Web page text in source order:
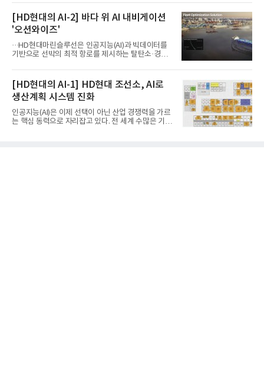
율운항 시스템 ‘하이나스 컨트롤(HINAS Control)’에
대한 형식승인(Type Approval, TA)을 획득했다.이
번에 형식승인을 받은 ‘하이나스 컨트롤’은 인지-판
단-제어 기능을 통합한 자율운항 시스템으로, 주변 선
박과 장애물을 스스로 인식하고 운항 상황을 판단, 충
돌을 회피할 수 있도록 제어하는 솔루션이다. 특정 선
박이나 프로젝트에 한정되지 않고 다양한 선박에 범
따라 하이나스 컨
[HD현대의 AI-2] 바다 위 AI 내비게이션
'오션와이즈'
···HD현대마린슬루선은 인공지능(AI)과 빅데이터를
기반으로 선박의 최적 항로를 제시하는 탈탄소·경제
장비 설치 없이 일고리즘 만으로 선박의 탄소 배출량
을 모니터링 및 예측하며, 연료 소비를 최소화하는 운
항 가이드라인을 제공한다.오션와이즈의 핵심 기능은
CI(탄소집약도지수) 실시간 관리 예측, 시 기반 최적
항로 추천, 선단 관리 등이다. HD현대오일뱅크와의
실증에서는 총 13개 구간, 10만6000km 항해를 통해
평균 5.3%의 연료 질감 효과를 입증했다. 이는 연간 1
[HD현대의 AI-1] HD현대 조선소, AI로
생산계획 시스템 진화
인공지능(AI)은 이제 선택이 아닌 산업 경쟁력을 가르
는 핵심 동력으로 자리잡고 있다. 전 세계 수많은 기업